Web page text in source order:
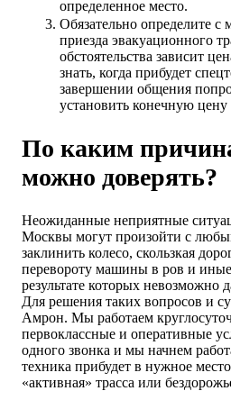
определенное место.
Обязательно определите с
приезда эвакуационного
обстоятельства зависит
знать, когда прибудет
завершении общения
установить конечную цену
По каким
можно доверять?
Неожиданные неприятные
Москвы могут произойти с
заклинить колесо, скользкая
перевороту машины в ров и иные
результате которых невозможно
Для решения таких вопросов и
Амрон. Мы работаем
первоклассные и оперативные
одного звонка и мы начнем
техника прибудет в нужное
«активная» трасса или